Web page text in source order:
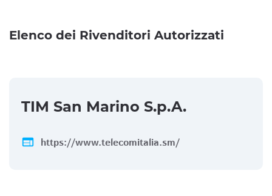
Elenco dei Rivenditori Autorizzati
TIM San Marino S.p.A.
web https://www.telecomitalia.sm/